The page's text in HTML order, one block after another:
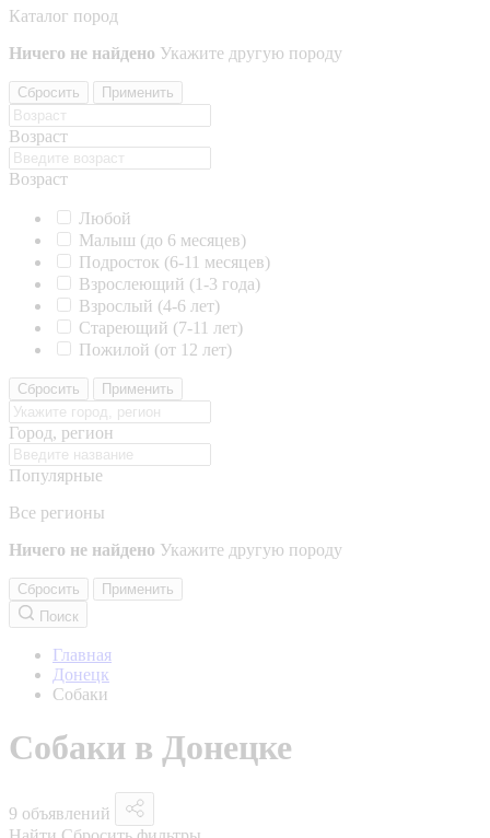
Каталог пород
Ничего не найдено Укажите другую породу
Сбросить Применить
Возраст
Возраст
Любой
Малыш (до 6 месяцев)
Подросток (6-11 месяцев)
Взрослеющий (1-3 года)
Взрослый (4-6 лет)
Стареющий (7-11 лет)
Пожилой (от 12 лет)
Сбросить Применить
Город, регион
Популярные
Все регионы
Ничего не найдено Укажите другую породу
Сбросить
Применить
Поиск
Главная
Донецк
Собаки
Собаки в Донецке
9 объявлений